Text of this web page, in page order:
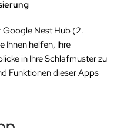
Google Nest Hub (2.
Ihnen helfen, Ihre
in Ihre Schlafmuster zu
Funktionen dieser Apps